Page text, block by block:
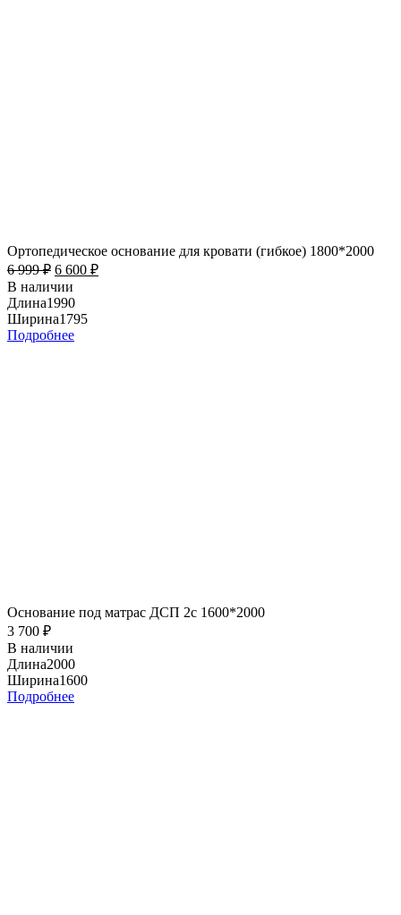
Ортопедическое основание для кровати (гибкое) 1800*2000
6 999₽ 6 600 ₽
В наличии
Длина1990
Ширина1795
Подробнее
Основание под матрас ДСП 2с 1600*2000
3 700 ₽
В наличии
Длина2000
Ширина1600
Подробнее